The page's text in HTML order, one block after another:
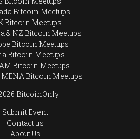
Bitcoin Meetups
Bitcoin Meetups
& NZ Bitcoin Meetups
Bitcoin Meetups
Bitcoin Meetups
Bitcoin Meetups
Bitcoin Meetups
BitcoinOnly
Submit Event
Contact us
About Us